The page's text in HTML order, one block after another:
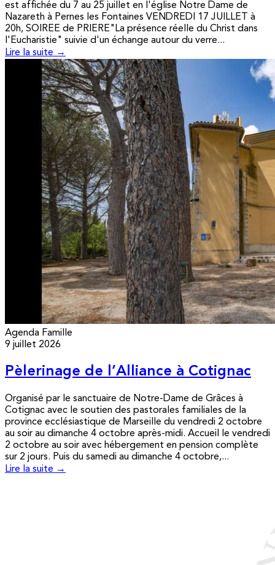
est affichée du 7 au 25 juillet en l'église Notre Dame de
Nazareth à Pernes les Fontaines VENDREDI 17 JUILLET à
20h, SOIREE de PRIERE"La présence réelle du Christ dans
l'Eucharistie" suivie d'un échange autour du verre...
Lire la suite →
Agenda Famille
9 juillet 2026
Pèlerinage de l’Alliance à Cotignac
Organisé par le sanctuaire de Notre-Dame de Grâces à
Cotignac avec le soutien des pastorales familiales de la
province ecclésiastique de Marseille du vendredi 2 octobre
au soir au dimanche 4 octobre après-midi. Accueil le vendredi
2 octobre au soir avec hébergement en pension complète
sur 2 jours. Puis du samedi au dimanche 4 octobre,...
Lire la suite →